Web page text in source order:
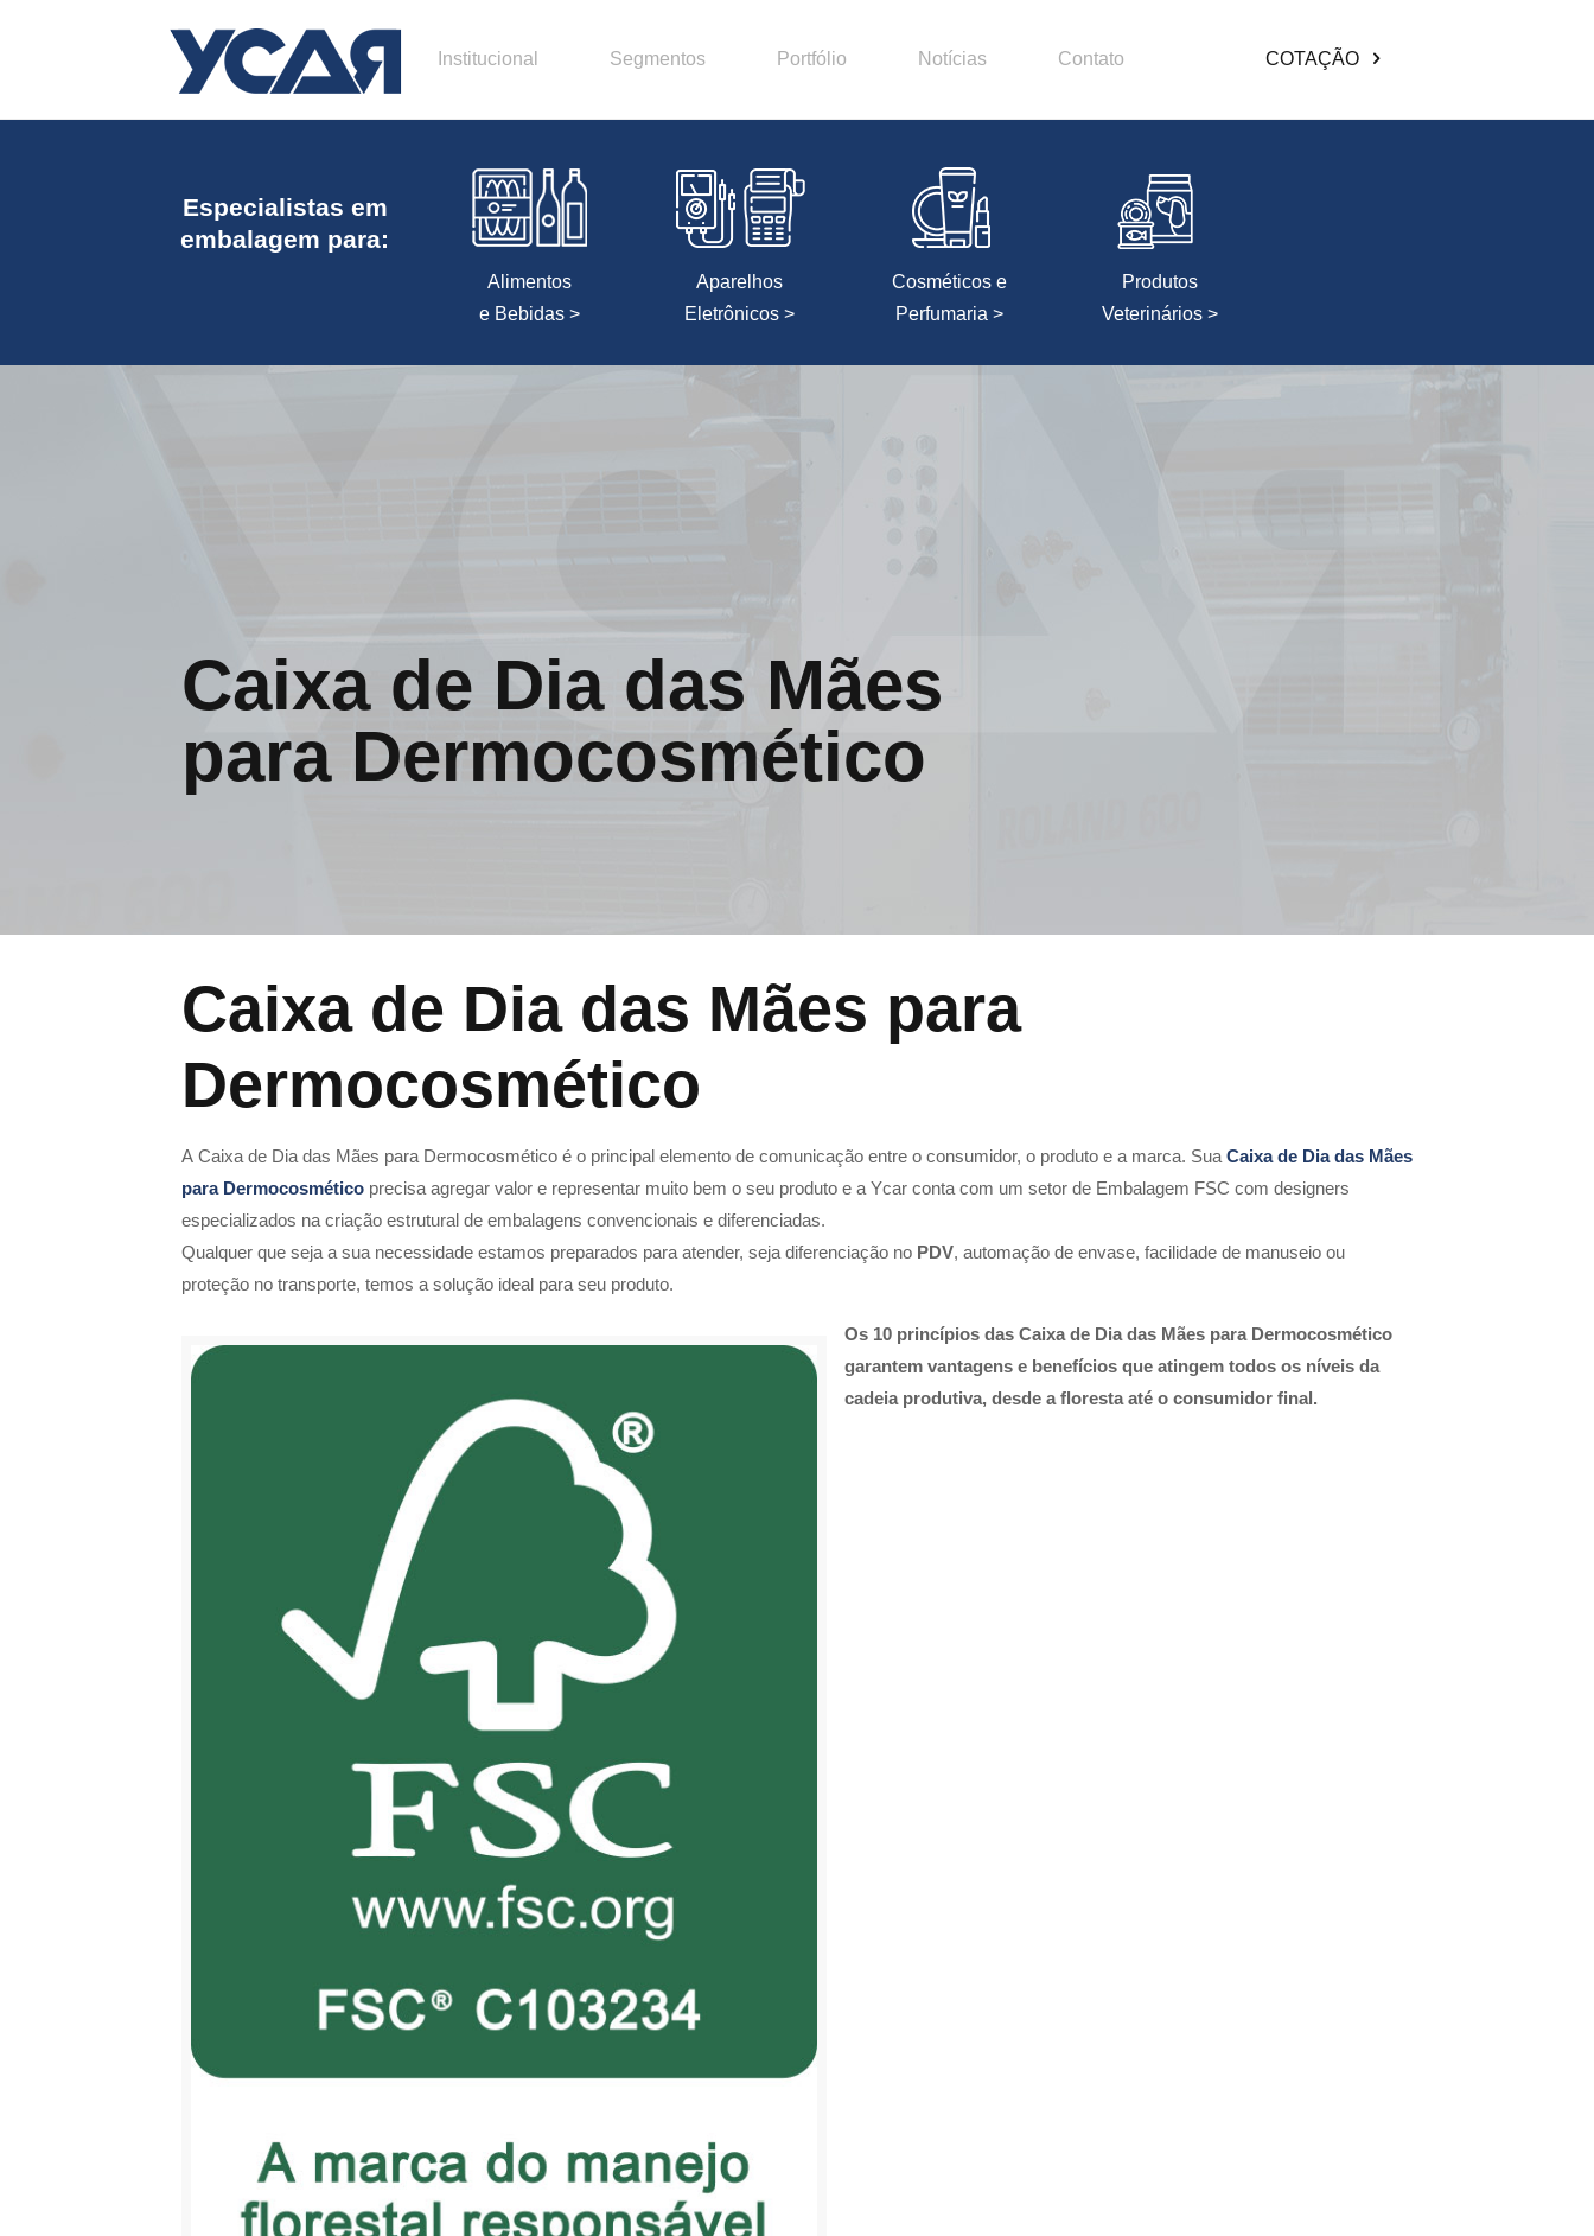
Institucional Segmentos Portfólio Notícias Contato COTAÇÃO
Especialistas em
embalagem para:
Alimentos
e Bebidas >
Aparelhos
Eletrônicos >
Cosméticos e
Perfumaria >
Produtos
Veterinários >
Caixa de Dia das Mães
para Dermocosmético
Caixa de Dia das Mães para
Dermocosmético
A Caixa de Dia das Mães para Dermocosmético é o principal elemento de comunicação entre o consumidor, o produto e a marca. Sua Caixa de Dia das Mães
para Dermocosméticoprecisa agregar valor e representar muito bem o seu produto e a Ycar conta com um setor de Embalagem FSC com designers
especializados na criação estrutural de embalagens convencionais e diferenciadas.
Qualquer que seja a sua necessidade estamos preparados para atender, seja diferenciação no PDV, automação de envase, facilidade de manuseio ou
proteção no transporte, temos a solução ideal para seu produto.
Os 10 princípios das Caixa de Dia das Mães para Dermocosmético
garantem vantagens e benefícios que atingem todos os níveis da
cadeia produtiva, desde a floresta até o consumidor final.